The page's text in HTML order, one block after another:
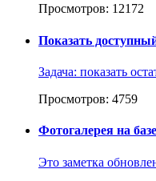
Просмотров: 12172
Показать
Задача: показать
Просмотров: 4759
Фотогалерея на
Это заметка